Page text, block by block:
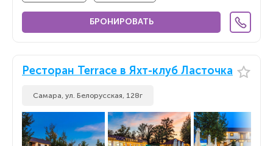
БРОНИРОВАТЬ
Ресторан Terrace в Яхт-клуб Ласточка
Самара, ул. Белорусская, 128г